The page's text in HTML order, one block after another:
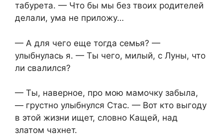
табурета. — Что бы мы без твоих родителей
делали, ума не приложу…
— А для чего еще тогда семья? —
улыбнулась я. — Ты чего, милый, с Луны, что
ли свалился?
— Ты, наверное, про мою мамочку забыла,
— грустно улыбнулся Стас. — Вот кто выгоду
в этой жизни ищет, словно Кащей, над
златом чахнет.